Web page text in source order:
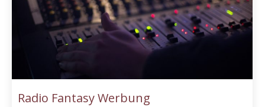
Radio Fantasy Werbung